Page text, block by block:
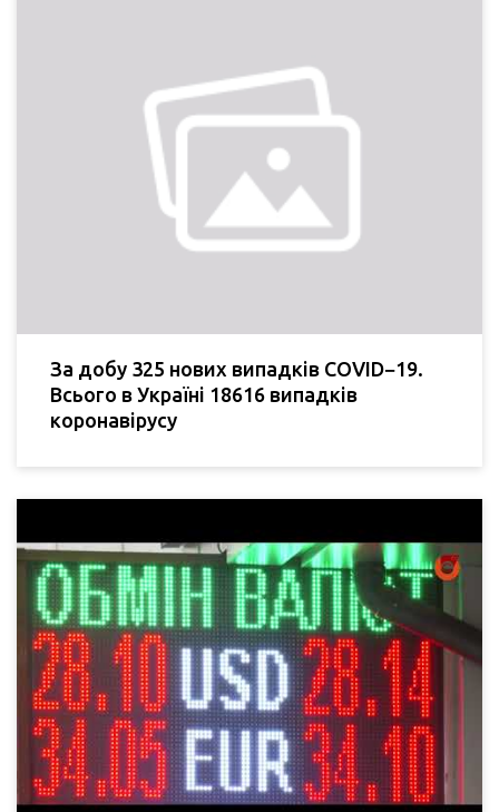
За добу 325 нових випадків COVID−19.
Всього в Україні 18616 випадків
коронавірусу